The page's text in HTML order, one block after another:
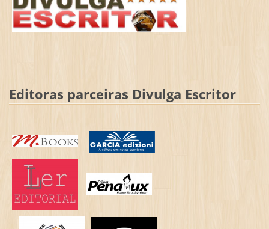
Editoras parceiras Divulga Escritor